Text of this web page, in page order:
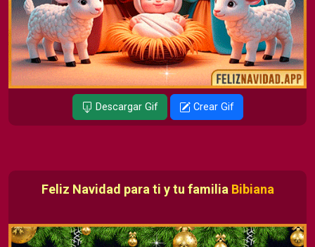
Descargar Gif Crear Gif
Feliz Navidad para ti y tu familia Bibiana